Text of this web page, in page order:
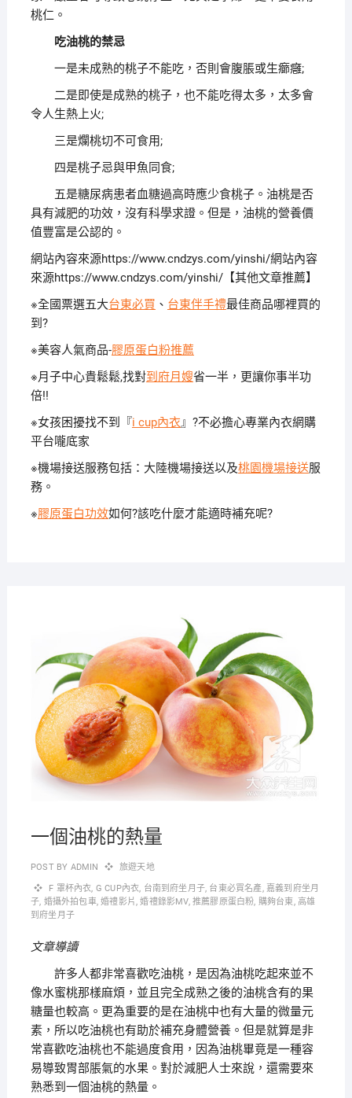
桃仁。
吃油桃的禁忌
一是未成熟的桃子不能吃，否則會腹脹或生癤癰;
二是即使是成熟的桃子，也不能吃得太多，太多會
令人生熱上火;
三是爛桃切不可食用;
四是桃子忌與甲魚同食;
五是糖尿病患者血糖過高時應少食桃子。油桃是否
具有減肥的功效，沒有科學求證。但是，油桃的營養價
值豐富是公認的。
網站內容來源https://www.cndzys.com/yinshi/網站內容
來源https://www.cndzys.com/yinshi/【其他文章推薦】
※全國票選五大台東必買 、 台東伴手禮最佳商品哪裡買的
到?
※美容人氣商品-膠原蛋白粉推薦
※月子中心貴鬆鬆,找對到府月嫂省一半，更讓你事半功
倍!!
※女孩困擾找不到『i cup內衣 』?不必擔心專業內衣網購
平台嚨底家
※機場接送服務包括：大陸機場接送以及桃園機場接送服
務。
※膠原蛋白功效如何?該吃什麼才能適時補充呢?
一個油桃的熱量
POST BY ADMIN 旅遊天地
F 罩杯內衣, G CUP內衣, 台南到府坐月子, 台東必買名產, 嘉義到府坐月
子, 婚攝外拍包車,婚禮影片,婚禮錄影MV, 推薦膠原蛋白粉, 購夠台東,高雄
到府坐月子
文章導讀
許多人都非常喜歡吃油桃，是因為油桃吃起來並不
像水蜜桃那樣麻煩，並且完全成熟之後的油桃含有的果
糖量也較高。更為重要的是在油桃中也有大量的微量元
素，所以吃油桃也有助於補充身體營養。但是就算是非
常喜歡吃油桃也不能過度食用，因為油桃畢竟是一種容
易導致胃部脹氣的水果。對於減肥人士來說，還需要來
熟悉到一個油桃的熱量。